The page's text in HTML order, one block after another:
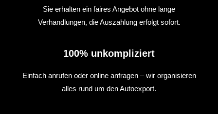
Sie erhalten ein faires Angebot ohne lange
Verhandlungen, die Auszahlung erfolgt sofort.
100% unkompliziert
Einfach anrufen oder online anfragen – wir organisieren
alles rund um den Autoexport.